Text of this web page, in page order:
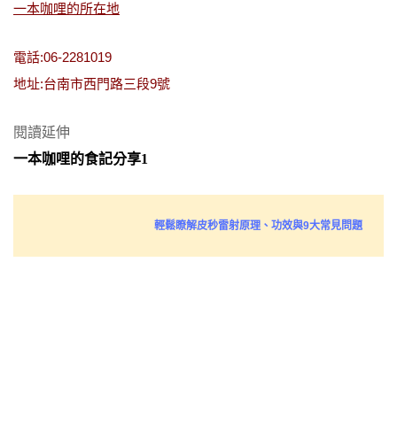
一本咖哩的所在地
電話:06-2281019
地址:台南市西門路三段9號
閱讀延伸
一本咖哩的食記分享1
輕鬆瞭解皮秒雷射原理、功效與9大常見問題